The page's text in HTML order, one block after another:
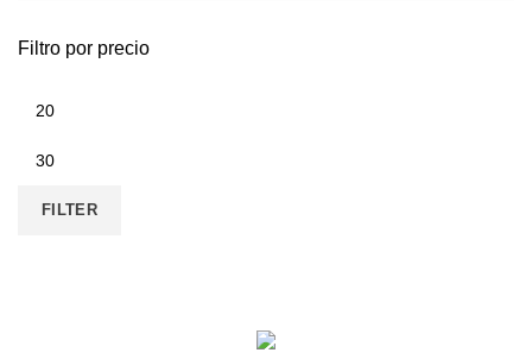
Filtro por precio
FILTER